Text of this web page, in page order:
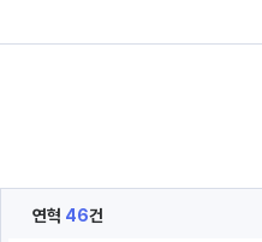
연혁 46건